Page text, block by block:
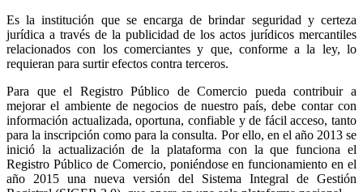
Es la institución que se encarga de brindar seguridad y certeza
jurídica a través de la publicidad de los actos jurídicos mercantiles
relacionados con los comerciantes y que, conforme a la ley, lo
requieran para surtir efectos contra terceros.
Para que el Registro Público de Comercio pueda contribuir a
mejorar el ambiente de negocios de nuestro país, debe contar con
información actualizada, oportuna, confiable y de fácil acceso, tanto
para la inscripción como para la consulta. Por ello, en el año 2013 se
inició la actualización de la plataforma con la que funciona el
Registro Público de Comercio, poniéndose en funcionamiento en el
año 2015 una nueva versión del Sistema Integral de Gestión